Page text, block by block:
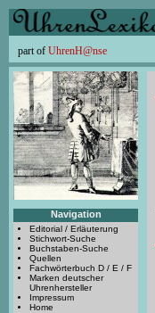
part of UhrenH@nse
Navigation
Editorial / Erläuterung
Stichwort-Suche
Buchstaben-Suche
Quellen
Fachwörterbuch D / E / F
Marken deutscher
Uhrenhersteller
Impressum
Home